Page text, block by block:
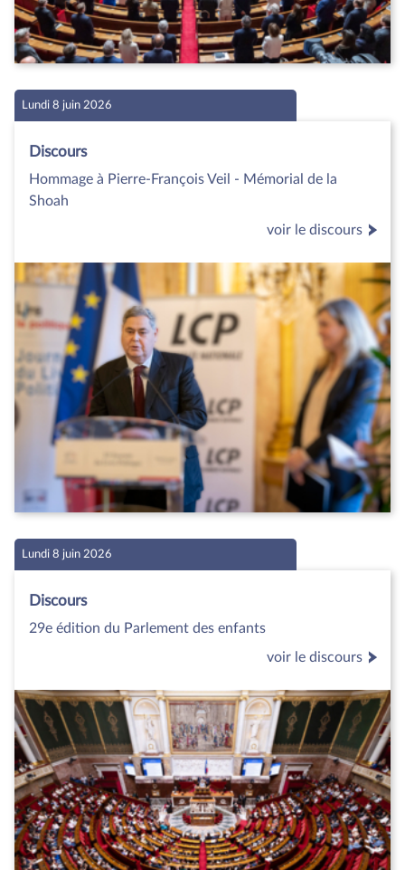
Lundi 8 juin 2026
Discours
Hommage à Pierre-François Veil - Mémorial de la
Shoah
voir le discours
Lundi 8 juin 2026
Discours
29e édition du Parlement des enfants
voir le discours